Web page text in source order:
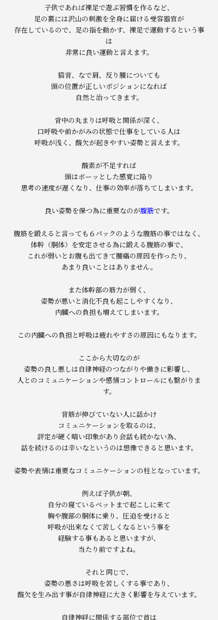
子供であれば裸足で遊ぶ習慣を作るなど、
足の裏には沢山の刺激を全身に届ける受容器官が
存在しているので、足の指を動かす、裸足で運動するという事
は
非常に良い運動と言えます。
猫背、なで肩、反り腰についても
頭の位置が正しいポジションになれば
自然と治ってきます。
背中の丸まりは呼吸と関係が深く、
口呼吸や前かがみの状態で仕事をしている人は
呼吸が浅く、酸欠が起きやすい姿勢と言えます。
酸素が不足すれば
頭はボーッとした感覚に陥り
思考の速度が遅くなり、仕事の効率が落ちてしまいます。
良い姿勢を保つ為に重要なのが腹筋です。
腹筋を鍛えると言っても６パックのような腹筋の事ではなく、
体幹（胴体）を安定させる為に鍛える腹筋の事で、
これが弱いとお腹も出てきて腰痛の原因を作ったり、
あまり良いことはありません。
また体幹部の筋力が弱く、
姿勢が悪いと消化不良も起こしやすくなり、
内臓への負担も増えてしまいます。
この内臓への負担と呼吸は疲れやすさの原因にもなります。
ここから大切なのが
姿勢の良し悪しは自律神経のつながりや働きに影響し、
人とのコミュニケーションや感情コントロールにも繋がりま
す。
背筋が伸びていない人に話かけ
コミュニケーションを取るのは、
評定が硬く暗い印象があり会話も続かない為、
話を続けるのは辛いなというのは想像できると思います。
姿勢や表情は重要なコミュニケーションの柱となっています。
例えば子供が朝、
自分の寝ているベットまで起こしに来て
胸や腹部の胴体に乗り、圧迫を受けると
呼吸が出来なくて苦しくなるという事を
経験する事もあると思いますが、
当たり前ですよね。
それと同じで、
姿勢の悪さは呼吸を苦しくする事であり、
酸欠を生み出す事が自律神経に大きく影響を与えています。
自律神経に関係する部位で首は